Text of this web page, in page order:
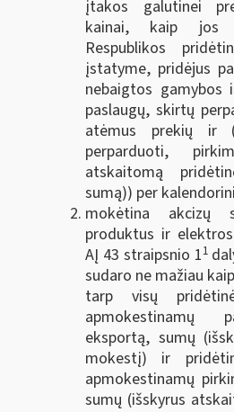
įtakos galutinei
kainai, kaip jos
Respublikos
įstatyme, pridėjus
nebaigtos
paslaugų, skirtų
atėmus prekių ir
perparduoti,
atskaitomą
sumą)) per
mokėtina akcizų
produktus ir
AĮ 43 straipsnio 11
sudaro ne mažiau
tarp visų
apmokestinamų
eksportą, sumų
mokestį) ir
apmokestinamų
sumų (išskyrus